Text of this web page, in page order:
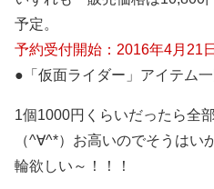
予定。
予約受付開始：2016年4月21
●「仮面ライダー」アイテム
1個1000円くらいだったら全
（^∀^*）お高いのでそうはい
輪欲しい～！！！